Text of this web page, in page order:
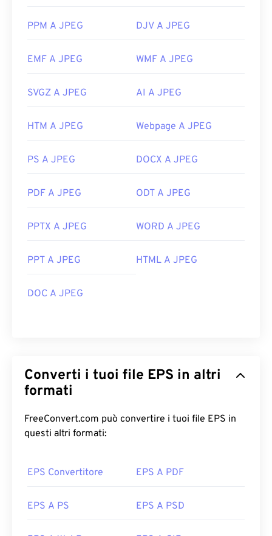
PPM A JPEG DJV A JPEG
EMF A JPEG WMF A JPEG
SVGZ A JPEG AI A JPEG
HTM A JPEG Webpage A JPEG
PS A JPEG DOCX A JPEG
PDF A JPEG ODT A JPEG
PPTX A JPEG WORD A JPEG
PPT A JPEG HTML A JPEG
DOC A JPEG
Converti i tuoi file EPS in altri
formati
FreeConvert.com può convertire i tuoi file EPS in
questi altri formati:
EPS Convertitore EPS A PDF
EPS A PS EPS A PSD